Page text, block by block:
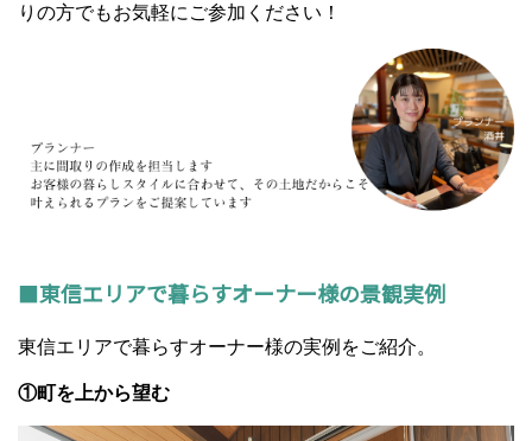
りの方でもお気軽にご参加ください！
■東信エリアで暮らすオーナー様の景観実例
東信エリアで暮らすオーナー様の実例をご紹介。
①町を上から望む